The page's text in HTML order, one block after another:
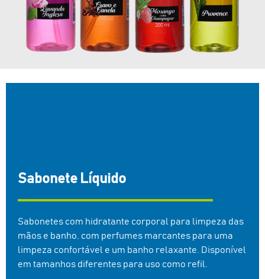
Sabonete Líquido
Sabonetes com hidratante corporal para limpeza das
mãos e banho, com perfumes marcantes para uma
limpeza confortável e um banho relaxante. Disponível
em tamanhos diferentes para uso como refil.